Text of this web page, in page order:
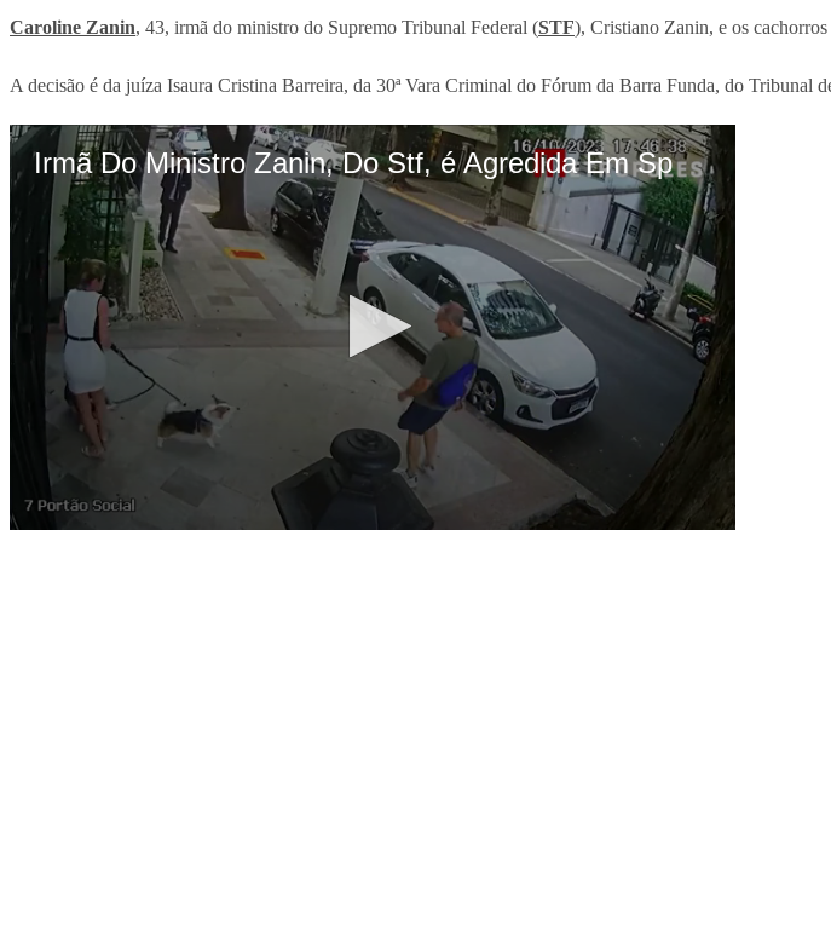
Caroline Zanin, 43, irmã do ministro do Supremo Tribunal Federal (STF), Cristiano Zanin, e os cachorros
A decisão é da juíza Isaura Cristina Barreira, da 30ª Vara Criminal do Fórum da Barra Funda, do Tribunal